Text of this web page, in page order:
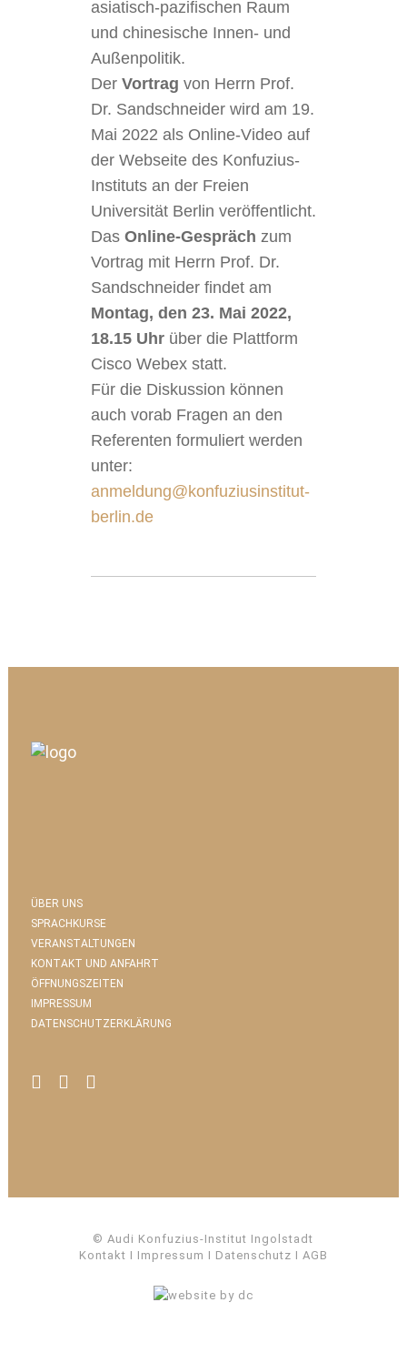
asiatisch-pazifischen Raum
und chinesische Innen- und
Außenpolitik.
Der Vortrag von Herrn Prof.
Dr. Sandschneider wird am 19.
Mai 2022 als Online-Video auf
der Webseite des Konfuzius-
Instituts an der Freien
Universität Berlin veröffentlicht.
Das Online-Gespräch zum
Vortrag mit Herrn Prof. Dr.
Sandschneider findet am
Montag, den 23. Mai 2022,
18.15 Uhr über die Plattform
Cisco Webex statt.
Für die Diskussion können
auch vorab Fragen an den
Referenten formuliert werden
unter:
anmeldung@konfuziusinstitut-
berlin.de
ÜBER UNS
SPRACHKURSE
VERANSTALTUNGEN
KONTAKT UND ANFAHRT
ÖFFNUNGSZEITEN
IMPRESSUM
DATENSCHUTZERKLÄRUNG
© Audi Konfuzius-Institut Ingolstadt
Kontakt I Impressum I Datenschutz I AGB